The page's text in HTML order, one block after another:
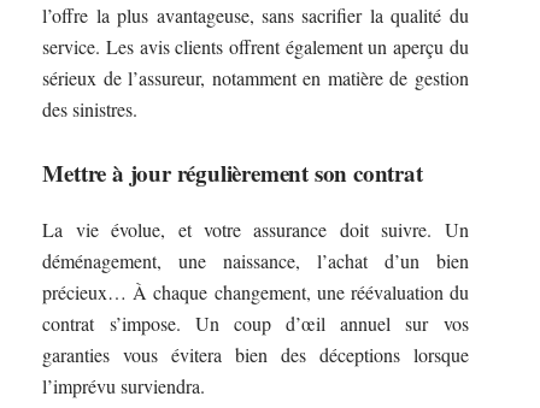
l’offre la plus avantageuse, sans sacrifier la qualité du
service. Les avis clients offrent également un aperçu du
sérieux de l’assureur, notamment en matière de gestion
des sinistres.
Mettre à jour régulièrement son contrat
La vie évolue, et votre assurance doit suivre. Un
déménagement, une naissance, l’achat d’un bien
précieux… À chaque changement, une réévaluation du
contrat s’impose. Un coup d’œil annuel sur vos
garanties vous évitera bien des déceptions lorsque
l’imprévu surviendra.